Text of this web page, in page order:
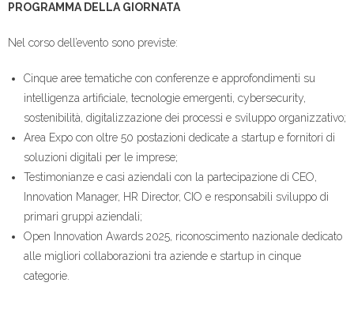
PROGRAMMA DELLA GIORNATA
Nel corso dell’evento sono previste:
Cinque aree tematiche con conferenze e approfondimenti su
intelligenza artificiale, tecnologie emergenti, cybersecurity,
sostenibilità, digitalizzazione dei processi e sviluppo organizzativo;
Area Expo con oltre 50 postazioni dedicate a startup e fornitori di
soluzioni digitali per le imprese;
Testimonianze e casi aziendali con la partecipazione di CEO,
Innovation Manager, HR Director, CIO e responsabili sviluppo di
primari gruppi aziendali;
Open Innovation Awards 2025, riconoscimento nazionale dedicato
alle migliori collaborazioni tra aziende e startup in cinque
categorie.